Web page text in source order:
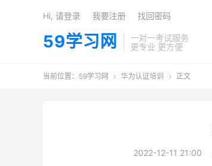
59学习网
一对一考试服务
更专业 更方便
Hi, 请登录 我要注册 找回密码
当前位置： 59学习网  华为认证培训  正文
2022-12-11 21:00